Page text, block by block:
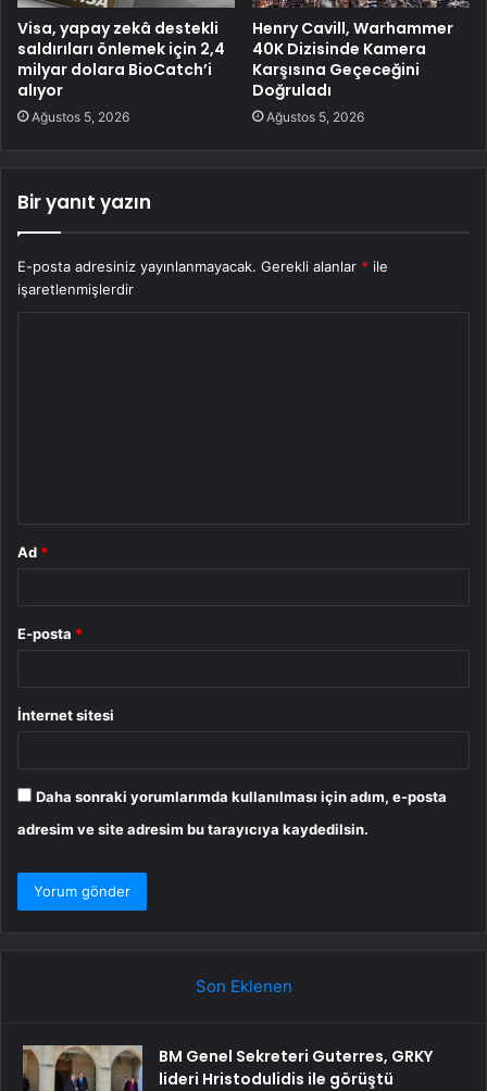
Visa, yapay zekâ destekli
saldırıları önlemek için 2,4
milyar dolara BioCatch’i
alıyor
Ağustos 5, 2026
Henry Cavill, Warhammer
40K Dizisinde Kamera
Karşısına Geçeceğini
Doğruladı
Ağustos 5, 2026
Bir yanıt yazın
E-posta adresiniz yayınlanmayacak. Gerekli alanlar * ile
işaretlenmişlerdir
Ad *
E-posta *
İnternet sitesi
Daha sonraki yorumlarımda kullanılması için adım, e-posta
adresim ve site adresim bu tarayıcıya kaydedilsin.
Son Eklenen
BM Genel Sekreteri Guterres, GRKY
lideri Hristodulidis ile görüştü